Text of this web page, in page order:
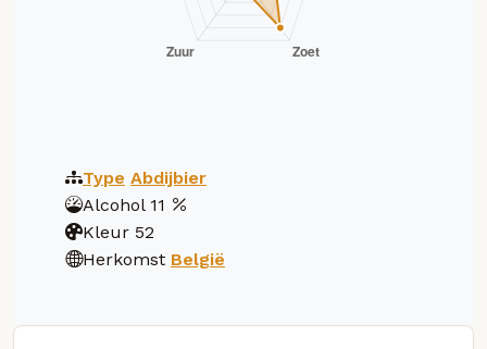
Type Abdijbier
Alcohol 11
Kleur 52
Herkomst België